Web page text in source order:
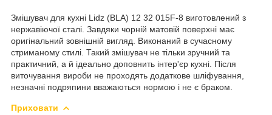
Змішувач для кухні Lidz (BLA) 12 32 015F-8 виготовлений з
нержавіючої сталі. Завдяки чорній матовій поверхні має
оригінальний зовнішній вигляд. Виконаний в сучасному
стриманому стилі. Такий змішувач не тільки зручний та
практичний, а й ідеально доповнить інтер'єр кухні. Після
виточування вироби не проходять додаткове шліфування,
незначні подряпини вважаються нормою і не є браком.
Приховати